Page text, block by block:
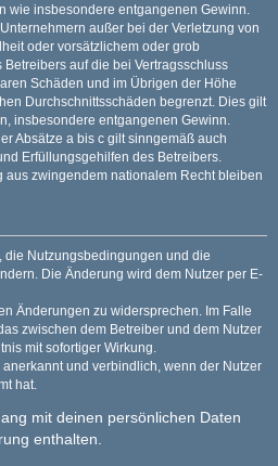
wie insbesondere entgangenen Gewinn.
außer bei der Verletzung von
oder vorsätzlichem oder grob
auf die bei Vertragsschluss
Schäden und im Übrigen der Höhe
Durchschnittsschäden begrenzt. Dies gilt
insbesondere entgangenen Gewinn.
Absätze a bis c gilt sinngemäß auch
Erfüllungsgehilfen des Betreibers.
aus zwingendem nationalem Recht bleiben
die Nutzungsbedingungen und die
Die Änderung wird dem Nutzer per E-
Änderungen zu widersprechen. Im Falle
zwischen dem Betreiber und dem Nutzer
mit sofortiger Wirkung.
und verbindlich, wenn der Nutzer
hat.
mit deinen persönlichen Daten
enthalten.